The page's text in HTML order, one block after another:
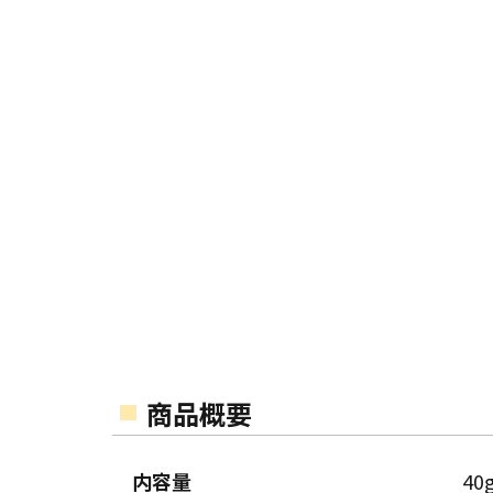
商品概要
内容量